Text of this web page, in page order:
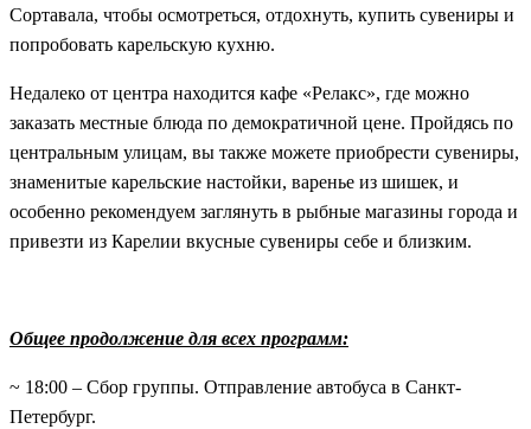
Сортавала, чтобы осмотреться, отдохнуть, купить сувениры и
попробовать карельскую кухню.
Недалеко от центра находится кафе «Релакс», где можно
заказать местные блюда по демократичной цене. Пройдясь по
центральным улицам, вы также можете приобрести сувениры,
знаменитые карельские настойки, варенье из шишек, и
особенно рекомендуем заглянуть в рыбные магазины города и
привезти из Карелии вкусные сувениры себе и близким.
Общее продолжение для всех программ:
~ 18:00 – Сбор группы. Отправление автобуса в Санкт-
Петербург.